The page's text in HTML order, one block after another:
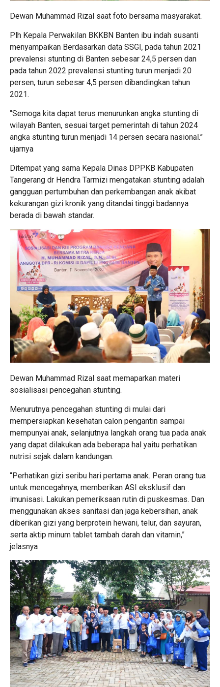
Dewan Muhammad Rizal saat foto bersama masyarakat.
Plh Kepala Perwakilan BKKBN Banten ibu indah susanti
menyampaikan Berdasarkan data SSGI, pada tahun 2021
prevalensi stunting di Banten sebesar 24,5 persen dan
pada tahun 2022 prevalensi stunting turun menjadi 20
persen, turun sebesar 4,5 persen dibandingkan tahun
2021.
“Semoga kita dapat terus menurunkan angka stunting di
wilayah Banten, sesuai target pemerintah di tahun 2024
angka stunting turun menjadi 14 persen secara nasional.”
ujarnya
Ditempat yang sama Kepala Dinas DPPKB Kabupaten
Tangerang dr Hendra Tarmizi mengatakan stunting adalah
gangguan pertumbuhan dan perkembangan anak akibat
kekurangan gizi kronik yang ditandai tinggi badannya
berada di bawah standar.
Dewan Muhammad Rizal saat memaparkan materi
sosialisasi pencegahan stunting.
Menurutnya pencegahan stunting di mulai dari
mempersiapkan kesehatan calon pengantin sampai
mempunyai anak, selanjutnya langkah orang tua pada anak
yang dapat dilakukan ada beberapa hal yaitu perhatikan
nutrisi sejak dalam kandungan.
“Perhatikan gizi seribu hari pertama anak. Peran orang tua
untuk mencegahnya, memberikan ASI eksklusif dan
imunisasi. Lakukan pemeriksaan rutin di puskesmas. Dan
menggunakan akses sanitasi dan jaga kebersihan, anak
diberikan gizi yang berprotein hewani, telur, dan sayuran,
serta aktip minum tablet tambah darah dan vitamin,”
jelasnya